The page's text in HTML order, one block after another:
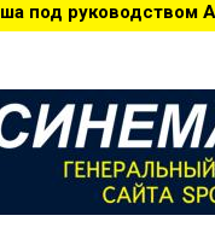
Байматова